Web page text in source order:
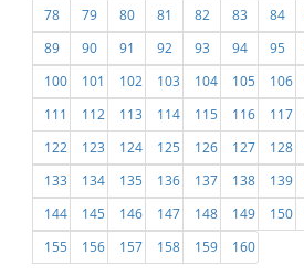
78
79 80 81 82 83 84
89
90 91 92 93 94 95
100
101 102 103 104 105 106
111
112 113 114 115 116 117
122
123 124 125 126 127 128
133
134 135 136 137 138 139
144
145 146 147 148 149 150
155
156 157 158 159 160